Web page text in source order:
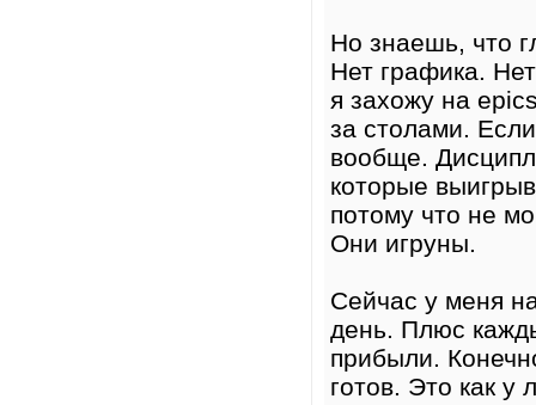
Но знаешь, что
Нет графика.
я захожу на
за столами.
вообще.
которые
потому что не
Они игруны.
Сейчас у меня
день. Плюс
прибыли.
готов. Это как